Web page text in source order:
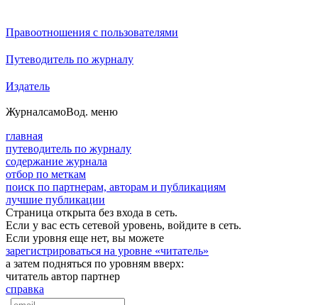
Правоотношения с пользователями
Путеводитель по журналу
Издатель
ЖурналсамоВод. меню
главная
путеводитель по журналу
содержание журнала
отбор по меткам
поиск по партнерам, авторам и публикациям
лучшие публикации
Страница открыта без входа в сеть.
Если у вас есть сетевой уровень, войдите в сеть.
Если уровня еще нет, вы можете
зарегистрироваться на уровне «читатель»
а затем подняться по уровням вверх:
читатель автор партнер
справка